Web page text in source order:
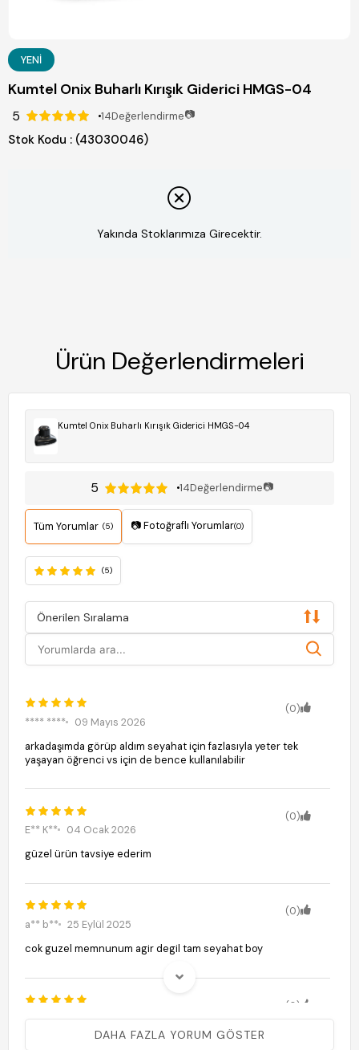
YENI
Kumtel Onix Buharlı Kırışık Giderici HMGS-04
5 14Değerlendirme📷
Stok Kodu (43030046)
Yakında Stoklarımıza Girecektir.
Ürün Değerlendirmeleri
Kumtel Onix Buharlı Kırışık Giderici HMGS-04
5 14Değerlendirme📷
Tüm Yorumlar (5) 📷 Fotoğraflı Yorumlar(0)
(5)
Önerilen Sıralama
(0)
**** ****
09 Mayıs 2026
arkadaşımda görüp aldım seyahat için fazlasıyla yeter tek
yaşayan öğrenci vs için de bence kullanılabilir
(0)
E** K**
04 Ocak 2026
güzel ürün tavsiye ederim
(0)
a** b**
25 Eylül 2025
cok guzel memnunum agir degil tam seyahat boy
(0)
M** T**
29 Ağustos 2025
DAHA FAZLA YORUM GÖSTER